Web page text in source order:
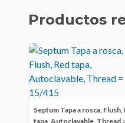
Productos
Septum Tapa a rosca, Flush,
tapa, Autoclavable, Thread =